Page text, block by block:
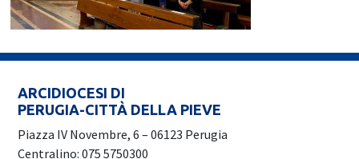
ARCIDIOCESI DI
PERUGIA-CITTÀ DELLA PIEVE
Piazza IV Novembre, 6 – 06123 Perugia
Centralino: 075 5750300